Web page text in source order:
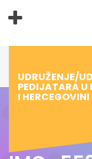
na
UDRUŽENJE/
PEDIJATARA U
I HERCEGOVINI